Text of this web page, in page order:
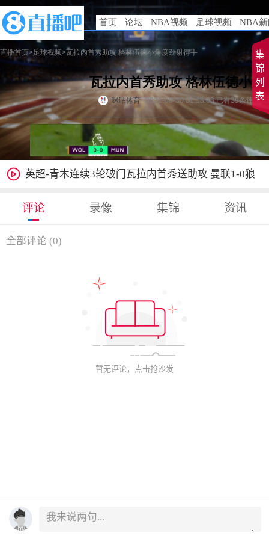

集
锦
列
表
 英超-青木连续3轮破门瓦拉内首秀送助攻 曼联1-0狼
队升第三
评论 录像 集锦 资讯
全部评论 (0)
暂无评论，点击抢沙发